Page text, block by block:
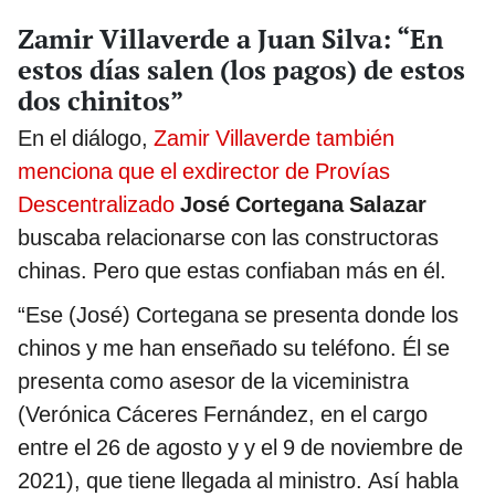
Zamir Villaverde a Juan Silva: “En
estos días salen (los pagos) de estos
dos chinitos”
En el diálogo, Zamir Villaverde también
menciona que el exdirector de Provías
Descentralizado José Cortegana Salazar
buscaba relacionarse con las constructoras
chinas. Pero que estas confiaban más en él.
“Ese (José) Cortegana se presenta donde los
chinos y me han enseñado su teléfono. Él se
presenta como asesor de la viceministra
(Verónica Cáceres Fernández, en el cargo
entre el 26 de agosto y y el 9 de noviembre de
2021), que tiene llegada al ministro. Así habla